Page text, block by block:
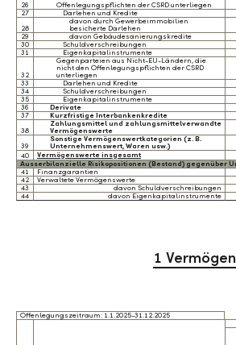
26 Offenlegungspflichten der CSRD unterliegen
27
Darlehen und Kredite
28
davon durch Gewerbeimmobilien
besicherte Darlehen
29
davon Gebäudesanierungskredite
30
Schuldverschreibungen
31
Eigenkapitalinstrumente
32
Gegenparteien aus Nicht-EU-Ländern, die
nicht den Offenlegungspflichten der CSRD
unterliegen
33
Darlehen und Kredite
34
Schuldverschreibungen
35
Eigenkapitalinstrumente
36
Derivate
37
Kurzfristige Interbankenkredite
38
Zahlungsmittel und zahlungsmittelverwandte
Vermögenswerte
39
Sonstige Vermögenswertkategorien (z. B.
Unternehmenswert, Waren usw.)
40
Vermögenswerte insgesamt
Ausserbilanzielle Risikopositionen (Bestand) gegenüber
41
Finanzgarantien
42
Verwaltete Vermögenswerte
43
davon Schuldverschreibungen
44
davon Eigenkapitalinstrumente
1
Offenlegungszeitraum: 1.1.2025-31.12.2025